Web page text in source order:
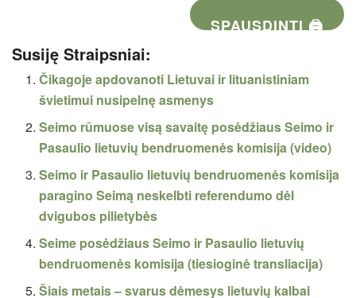
SPAUSDINTI 🖨
Susiję Straipsniai:
Čikagoje apdovanoti Lietuvai ir lituanistiniam
švietimui nusipelnę asmenys
Seimo rūmuose visą savaitę posėdžiaus Seimo ir
Pasaulio lietuvių bendruomenės komisija (video)
Seimo ir Pasaulio lietuvių bendruomenės komisija
paragino Seimą neskelbti referendumo dėl
dvigubos pilietybės
Seime posėdžiaus Seimo ir Pasaulio lietuvių
bendruomenės komisija (tiesioginė transliacija)
Šiais metais – svarus dėmesys lietuvių kalbai